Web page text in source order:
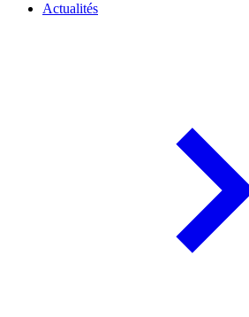
Actualités